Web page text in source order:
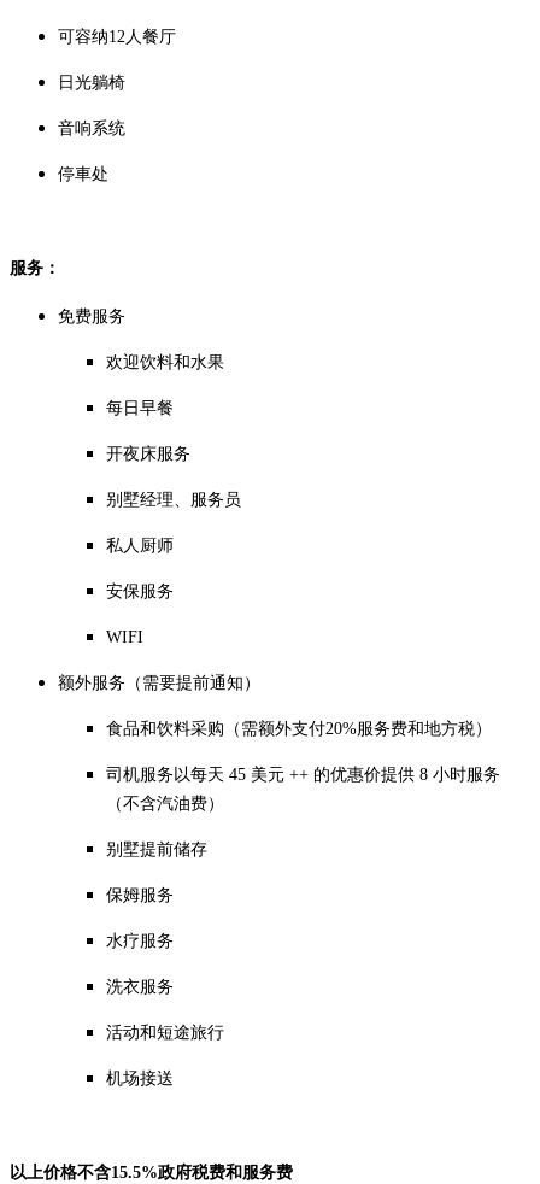
可容纳12人餐厅
日光躺椅
音响系统
停車处
服务：
免费服务
欢迎饮料和水果
每日早餐
开夜床服务
别墅经理、服务员
私人厨师
安保服务
WIFI
额外服务（需要提前通知）
食品和饮料采购（需额外支付20%服务费和地方税）
司机服务以每天 45 美元 ++ 的优惠价提供 8 小时服务
（不含汽油费）
别墅提前储存
保姆服务
水疗服务
洗衣服务
活动和短途旅行
机场接送
以上价格不含15.5%政府税费和服务费